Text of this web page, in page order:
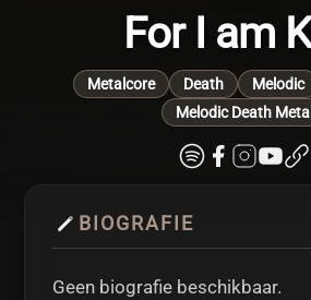
For I am
Metalcore Death Melodic
Melodic Death Metal
BIOGRAFIE
Geen biografie beschikbaar.